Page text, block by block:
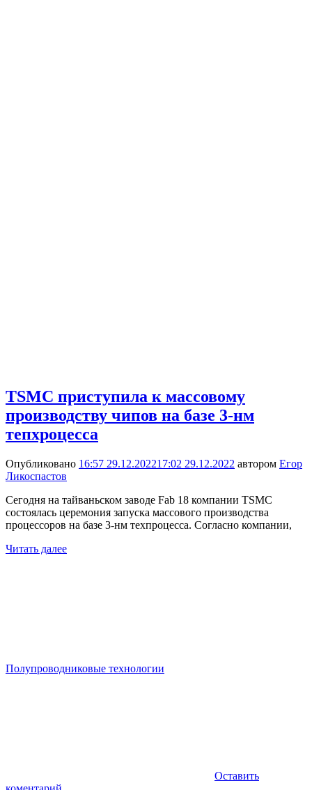
TSMC приступила к массовому
производству чипов на базе 3-нм
тепхроцесса
Опубликовано 16:57 29.12.202217:02 29.12.2022 автором Егор
Ликоспастов
Сегодня на тайваньском заводе Fab 18 компании TSMC
состоялась церемония запуска массового производства
процессоров на базе 3-нм техпроцесса. Согласно компании,
Читать далее
Полупроводниковые технологии
Оставить